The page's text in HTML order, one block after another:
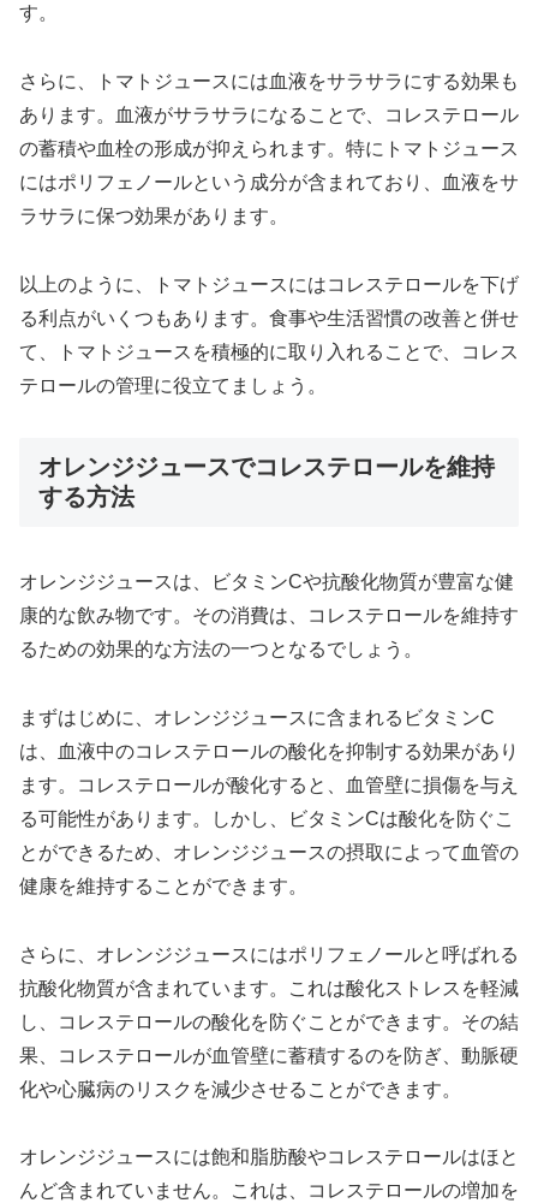
す。
さらに、トマトジュースには血液をサラサラにする効果も
あります。血液がサラサラになることで、コレステロール
の蓄積や血栓の形成が抑えられます。特にトマトジュース
にはポリフェノールという成分が含まれており、血液をサ
ラサラに保つ効果があります。
以上のように、トマトジュースにはコレステロールを下げ
る利点がいくつもあります。食事や生活習慣の改善と併せ
て、トマトジュースを積極的に取り入れることで、コレス
テロールの管理に役立てましょう。
オレンジジュースでコレステロールを維持
する方法
オレンジジュースは、ビタミンCや抗酸化物質が豊富な健
康的な飲み物です。その消費は、コレステロールを維持す
るための効果的な方法の一つとなるでしょう。
まずはじめに、オレンジジュースに含まれるビタミンC
は、血液中のコレステロールの酸化を抑制する効果があり
ます。コレステロールが酸化すると、血管壁に損傷を与え
る可能性があります。しかし、ビタミンCは酸化を防ぐこ
とができるため、オレンジジュースの摂取によって血管の
健康を維持することができます。
さらに、オレンジジュースにはポリフェノールと呼ばれる
抗酸化物質が含まれています。これは酸化ストレスを軽減
し、コレステロールの酸化を防ぐことができます。その結
果、コレステロールが血管壁に蓄積するのを防ぎ、動脈硬
化や心臓病のリスクを減少させることができます。
オレンジジュースには飽和脂肪酸やコレステロールはほと
んど含まれていません。これは、コレステロールの増加を